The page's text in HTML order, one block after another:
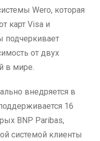
Wero, которая
карт Visa и
подчеркивает
от двух
в мире.
внедряется в
16
BNP Paribas,
системой клиенты